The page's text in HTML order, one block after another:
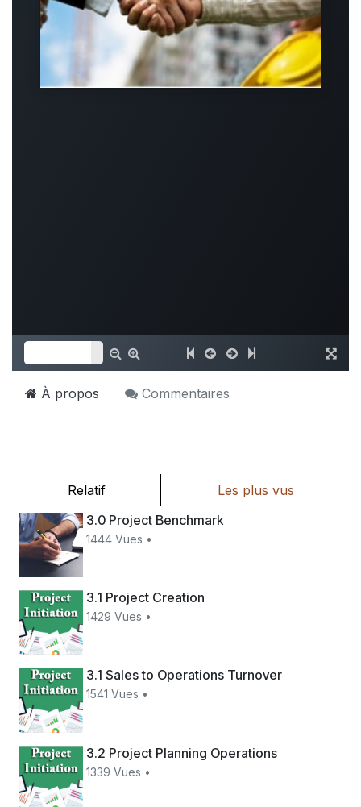
Relatif
Les plus vus
3.0 Project Benchmark
1444 Vues •
3.1 Project Creation
1429 Vues •
3.1 Sales to Operations Turnover
1541 Vues •
3.2 Project Planning Operations
1339 Vues •
À propos Commentaires